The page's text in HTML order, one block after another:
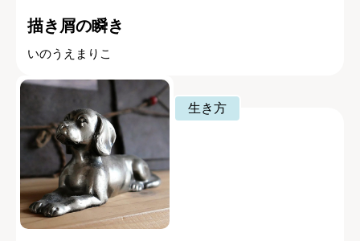
描き屑の瞬き
いのうえまりこ
生き方